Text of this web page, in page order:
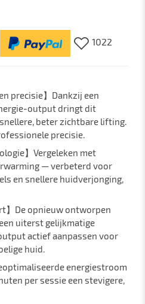
1022
precisie】Dankzij een
output dringt dit
beter zichtbare lifting.
precisie.
】Vergeleken met
— verbeterd voor
en snellere huidverjonging,
】De opnieuw ontworpen
uiterst gelijkmatige
actief aanpassen voor
huid.
energiestroom
per sessie een stevigere,